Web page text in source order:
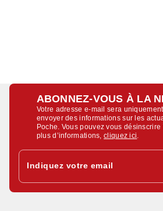
ABONNEZ-VOUS À LA
Votre adresse e-mail sera
envoyer des informations sur les
Poche. Vous pouvez vous
plus d’informations,cliquez ici
Indiquez votre email